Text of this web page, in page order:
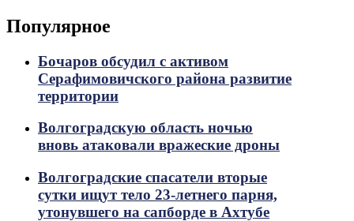
Популярное
Бочаров обсудил с активом
Серафимовичского района развитие
территории
Волгоградскую область ночью
вновь атаковали вражеские дроны
Волгоградские спасатели вторые
сутки ищут тело 23-летнего парня,
утонувшего на сапборде в Ахтубе